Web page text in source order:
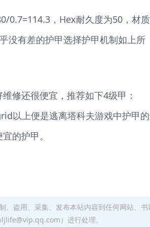
0.7=114.3，Hex耐久度为50，材
没有差的护甲选择护甲机制如上所
修还很便宜，推荐如下4级甲：
以上便是逃离塔科夫游戏中护甲
的护甲。
、盗用、采集、发布本站内容到任何网站、书
）进行处理。